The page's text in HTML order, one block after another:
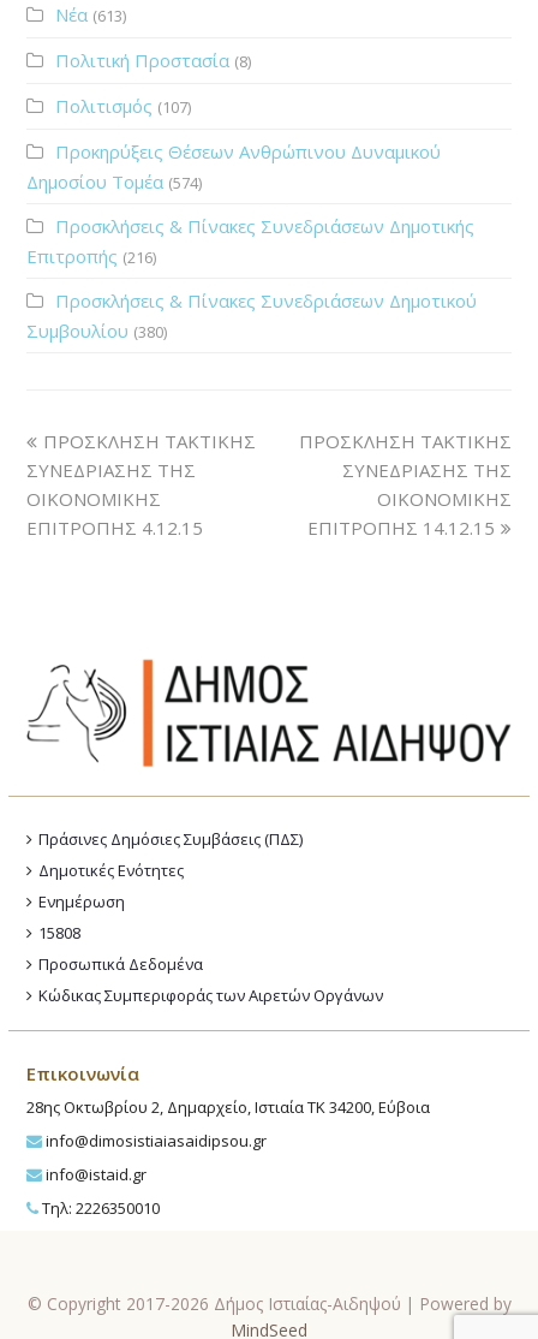
Νέα (613)
Πολιτική Προστασία (8)
Πολιτισμός (107)
Προκηρύξεις Θέσεων Ανθρώπινου Δυναμικού
Δημοσίου Τομέα (574)
Προσκλήσεις & Πίνακες Συνεδριάσεων Δημοτικής
Επιτροπής (216)
Προσκλήσεις & Πίνακες Συνεδριάσεων Δημοτικού
Συμβουλίου (380)
ΠΡΟΣΚΛΗΣΗ ΤΑΚΤΙΚΗΣ
ΣΥΝΕΔΡΙΑΣΗΣ ΤΗΣ
ΟΙΚΟΝΟΜΙΚΗΣ
ΕΠΙΤΡΟΠΗΣ 4.12.15
ΠΡΟΣΚΛΗΣΗ ΤΑΚΤΙΚΗΣ
ΣΥΝΕΔΡΙΑΣΗΣ ΤΗΣ
ΟΙΚΟΝΟΜΙΚΗΣ
ΕΠΙΤΡΟΠΗΣ 14.12.15
Πράσινες Δημόσιες Συμβάσεις (ΠΔΣ)
Δημοτικές Ενότητες
Ενημέρωση
15808
Προσωπικά Δεδομένα
Κώδικας Συμπεριφοράς των Αιρετών Οργάνων
Επικοινωνία
28ης Οκτωβρίου 2, Δημαρχείο, Ιστιαία ΤΚ 34200, Εύβοια
info@dimosistiaiasaidipsou.gr
info@istaid.gr
Τηλ: 2226350010
© Copyright 2017-2026 Δήμος Ιστιαίας-Αιδηψού | Powered by
MindSeed